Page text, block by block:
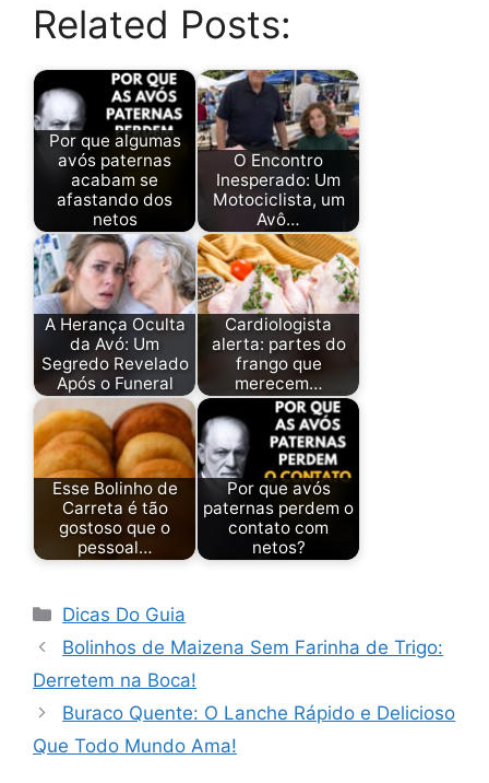
Related Posts:
Por que algumas
avós paternas
acabam se
afastando dos
netos
O Encontro
Inesperado: Um
Motociclista, um
Avô…
A Herança Oculta
da Avó: Um
Segredo Revelado
Após o Funeral
Cardiologista
alerta: partes do
frango que
merecem…
Esse Bolinho de
Carreta é tão
gostoso que o
pessoal…
Por que avós
paternas perdem o
contato com
netos?
Categorias
Dicas Do Guia
Bolinhos de Maizena Sem Farinha de Trigo:
Derretem na Boca!
Buraco Quente: O Lanche Rápido e Delicioso
Que Todo Mundo Ama!